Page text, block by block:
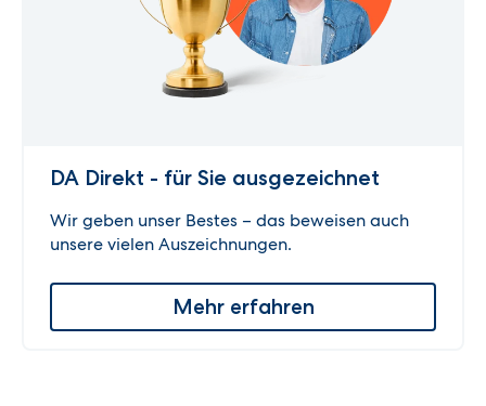
DA Direkt - für Sie ausgezeichnet
Wir geben unser Bestes – das beweisen auch
unsere vielen Auszeichnungen.
Mehr erfahren